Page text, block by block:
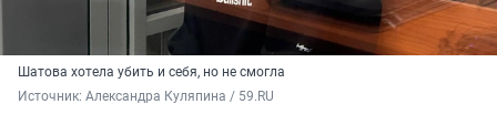
Шатова хотела убить и себя, но не смогла
Источник: Александра Куляпина / 59.RU